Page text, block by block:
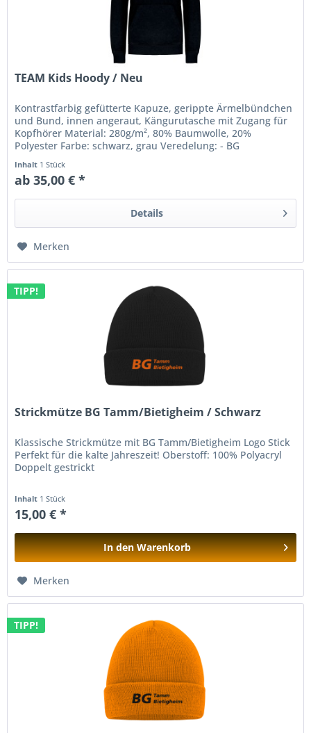
TEAM Kids Hoody / Neu
Kontrastfarbig gefütterte Kapuze, gerippte Ärmelbündchen
und Bund, innen angeraut, Kängurutasche mit Zugang für
Kopfhörer Material: 280g/m², 80% Baumwolle, 20%
Polyester Farbe: schwarz, grau Veredelung: - BG
Inhalt 1 Stück
ab 35,00 € *
Details
Merken
TIPP!
Strickmütze BG Tamm/Bietigheim / Schwarz
Klassische Strickmütze mit BG Tamm/Bietigheim Logo Stick
Perfekt für die kalte Jahreszeit! Oberstoff: 100% Polyacryl
Doppelt gestrickt
Inhalt 1 Stück
15,00 € *
In den Warenkorb
Merken
TIPP!